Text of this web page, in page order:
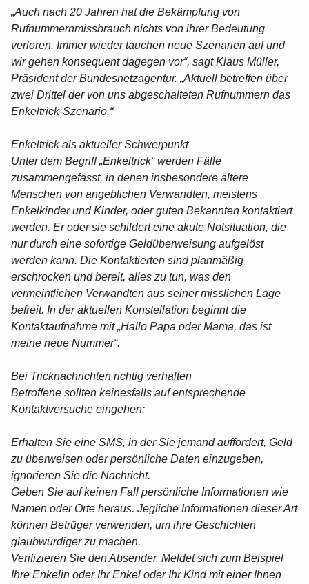
„Auch nach 20 Jahren hat die Bekämpfung von
Rufnummernmissbrauch nichts von ihrer Bedeutung
verloren. Immer wieder tauchen neue Szenarien auf und
wir gehen konsequent dagegen vor“, sagt Klaus Müller,
Präsident der Bundesnetzagentur. „Aktuell betreffen über
zwei Drittel der von uns abgeschalteten Rufnummern das
Enkeltrick-Szenario.“
Enkeltrick als aktueller Schwerpunkt
Unter dem Begriff „Enkeltrick“ werden Fälle
zusammengefasst, in denen insbesondere ältere
Menschen von angeblichen Verwandten, meistens
Enkelkinder und Kinder, oder guten Bekannten kontaktiert
werden. Er oder sie schildert eine akute Notsituation, die
nur durch eine sofortige Geldüberweisung aufgelöst
werden kann. Die Kontaktierten sind planmäßig
erschrocken und bereit, alles zu tun, was den
vermeintlichen Verwandten aus seiner misslichen Lage
befreit. In der aktuellen Konstellation beginnt die
Kontaktaufnahme mit „Hallo Papa oder Mama, das ist
meine neue Nummer“.
Bei Tricknachrichten richtig verhalten
Betroffene sollten keinesfalls auf entsprechende
Kontaktversuche eingehen:
Erhalten Sie eine SMS, in der Sie jemand auffordert, Geld
zu überweisen oder persönliche Daten einzugeben,
ignorieren Sie die Nachricht.
Geben Sie auf keinen Fall persönliche Informationen wie
Namen oder Orte heraus. Jegliche Informationen dieser Art
können Betrüger verwenden, um ihre Geschichten
glaubwürdiger zu machen.
Verifizieren Sie den Absender. Meldet sich zum Beispiel
Ihre Enkelin oder Ihr Enkel oder Ihr Kind mit einer Ihnen